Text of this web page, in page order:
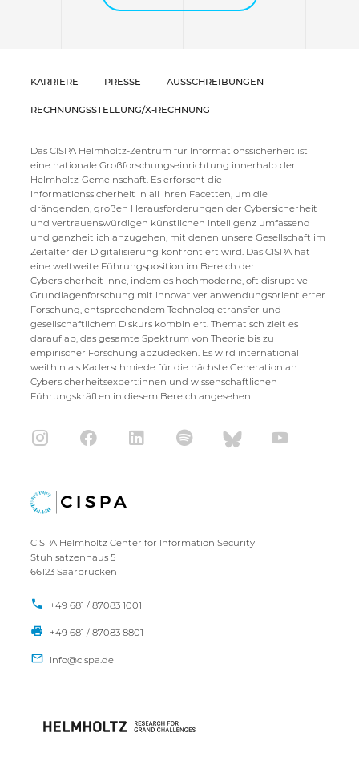
KARRIERE PRESSE AUSSCHREIBUNGEN
RECHNUNGSSTELLUNG/X-RECHNUNG
Das CISPA Helmholtz-Zentrum für Informationssicherheit ist
eine nationale Großforschungseinrichtung innerhalb der
Helmholtz-Gemeinschaft. Es erforscht die
Informationssicherheit in all ihren Facetten, um die
drängenden, großen Herausforderungen der Cybersicherheit
und vertrauenswürdigen künstlichen Intelligenz umfassend
und ganzheitlich anzugehen, mit denen unsere Gesellschaft im
Zeitalter der Digitalisierung konfrontiert wird. Das CISPA hat
eine weltweite Führungsposition im Bereich der
Cybersicherheit inne, indem es hochmoderne, oft disruptive
Grundlagenforschung mit innovativer anwendungsorientierter
Forschung, entsprechendem Technologietransfer und
gesellschaftlichem Diskurs kombiniert. Thematisch zielt es
darauf ab, das gesamte Spektrum von Theorie bis zu
empirischer Forschung abzudecken. Es wird international
weithin als Kaderschmiede für die nächste Generation an
Cybersicherheitsexpert:innen und wissenschaftlichen
Führungskräften in diesem Bereich angesehen.
CISPA Helmholtz Center for Information Security
Stuhlsatzenhaus 5
66123 Saarbrücken
+49 681 / 87083 1001
+49 681 / 87083 8801